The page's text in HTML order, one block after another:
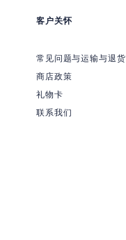
客户关怀
常见问题与运输与退货
商店政策
礼物卡
联系我们